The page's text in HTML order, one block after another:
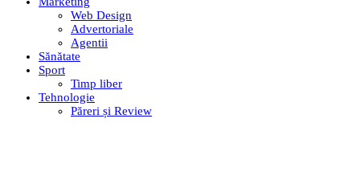
Web Design
Advertoriale
Agentii
Sănătate
Sport
Timp liber
Tehnologie
Păreri și Review